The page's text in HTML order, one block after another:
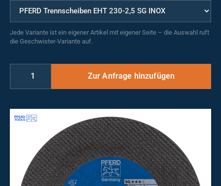
Jede Variante ist ein eigener Artikel mit eigener Seite – die Auswahl ruft
die Geschwister-Variante auf.